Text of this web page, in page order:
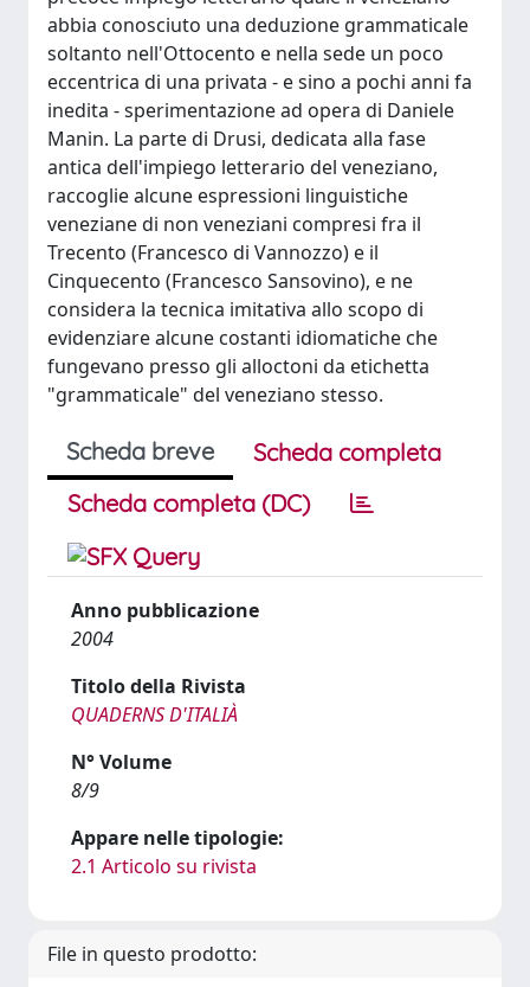
abbia conosciuto una deduzione grammaticale
soltanto nell'Ottocento e nella sede un poco
eccentrica di una privata - e sino a pochi anni fa
inedita - sperimentazione ad opera di Daniele
Manin. La parte di Drusi, dedicata alla fase
antica dell'impiego letterario del veneziano,
raccoglie alcune espressioni linguistiche
veneziane di non veneziani compresi fra il
Trecento (Francesco di Vannozzo) e il
Cinquecento (Francesco Sansovino), e ne
considera la tecnica imitativa allo scopo di
evidenziare alcune costanti idiomatiche che
fungevano presso gli alloctoni da etichetta
"grammaticale" del veneziano stesso.
Scheda breve
Scheda completa
Scheda completa (DC)
Anno pubblicazione
2004
Titolo della Rivista
QUADERNS D'ITALIÀ
N° Volume
8/9
Appare nelle tipologie:
2.1 Articolo su rivista
File in questo prodotto: